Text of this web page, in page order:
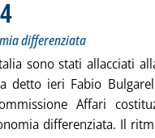
differenziata
sono stati allacciati
detto ieri Fabio
Affari
differenziata. Il